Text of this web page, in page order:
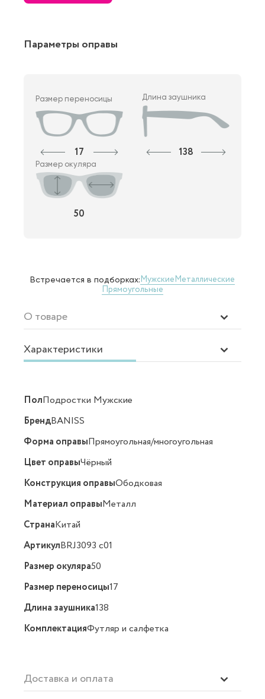
Параметры оправы
Размер переносицы
17
Длина заушника
138
Размер окуляра
50
Встречается в подборках:МужскиеМеталлические
Прямоугольные
О товаре
Характеристики
ПолПодростки Мужские
БрендBANISS
Форма оправыПрямоугольная/многоугольная
Цвет оправыЧёрный
Конструкция оправыОбодковая
Материал оправыМеталл
СтранаКитай
АртикулBRJ3093 c01
Размер окуляра50
Размер переносицы17
Длина заушника138
КомплектацияФутляр и салфетка
Доставка и оплата